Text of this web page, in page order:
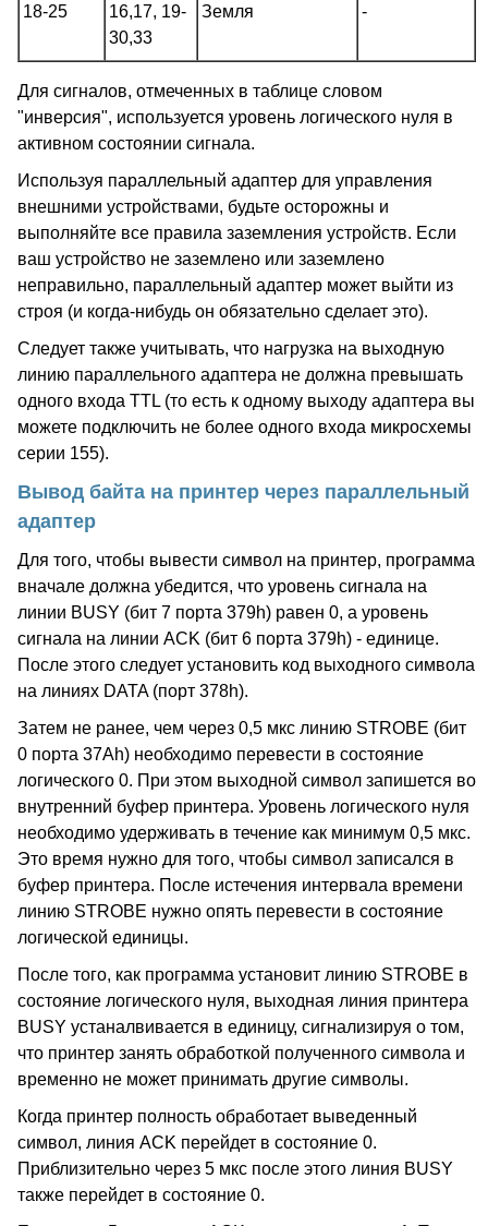
18-25
16,17, 19-
30,33
Земля -
Для сигналов, отмеченных в таблице словом
"инверсия", используется уровень логического нуля в
активном состоянии сигнала.
Используя параллельный адаптер для управления
внешними устройствами, будьте осторожны и
выполняйте все правила заземления устройств. Если
ваш устройство не заземлено или заземлено
неправильно, параллельный адаптер может выйти из
строя (и когда-нибудь он обязательно сделает это).
Следует также учитывать, что нагрузка на выходную
линию параллельного адаптера не должна превышать
одного входа TTL (то есть к одному выходу адаптера вы
можете подключить не более одного входа микросхемы
серии 155).
Вывод байта на принтер через параллельный
адаптер
Для того, чтобы вывести символ на принтер, программа
вначале должна убедится, что уровень сигнала на
линии BUSY (бит 7 порта 379h) равен 0, а уровень
сигнала на линии ACK (бит 6 порта 379h) - единице.
После этого следует установить код выходного символа
на линиях DATA (порт 378h).
Затем не ранее, чем через 0,5 мкс линию STROBE (бит
0 порта 37Ah) необходимо перевести в состояние
логического 0. При этом выходной символ запишется во
внутренний буфер принтера. Уровень логического нуля
необходимо удерживать в течение как минимум 0,5 мкс.
Это время нужно для того, чтобы символ записался в
буфер принтера. После истечения интервала времени
линию STROBE нужно опять перевести в состояние
логической единицы.
После того, как программа установит линию STROBE в
состояние логического нуля, выходная линия принтера
BUSY устаналвивается в единицу, сигнализируя о том,
что принтер занять обработкой полученного символа и
временно не может принимать другие символы.
Когда принтер полность обработает выведенный
символ, линия ACK перейдет в состояние 0.
Приблизительно через 5 мкс после этого линия BUSY
также перейдет в состояние 0.